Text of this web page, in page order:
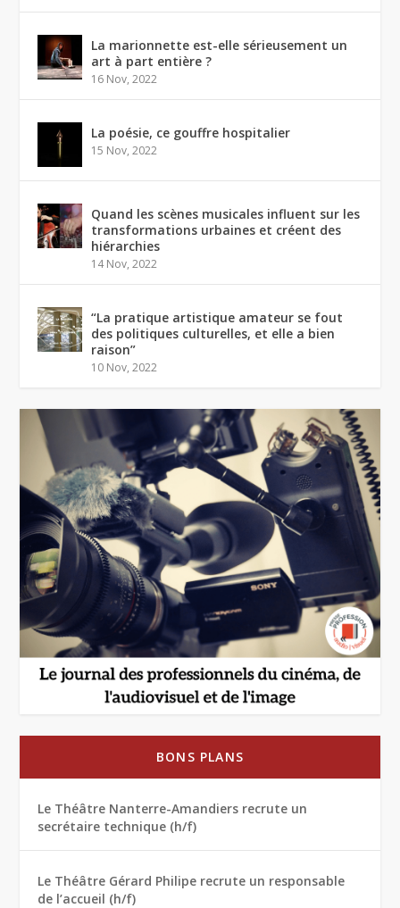
La marionnette est-elle sérieusement un
art à part entière ?
16 Nov, 2022
La poésie, ce gouffre hospitalier
15 Nov, 2022
Quand les scènes musicales influent sur les
transformations urbaines et créent des
hiérarchies
14 Nov, 2022
“La pratique artistique amateur se fout
des politiques culturelles, et elle a bien
raison”
10 Nov, 2022
BONS PLANS
Le Théâtre Nanterre-Amandiers recrute un
secrétaire technique (h/f)
Le Théâtre Gérard Philipe recrute un responsable
de l’accueil (h/f)